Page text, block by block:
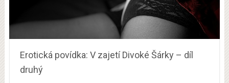
Erotická povídka: V zajetí Divoké Šárky – díl
druhý